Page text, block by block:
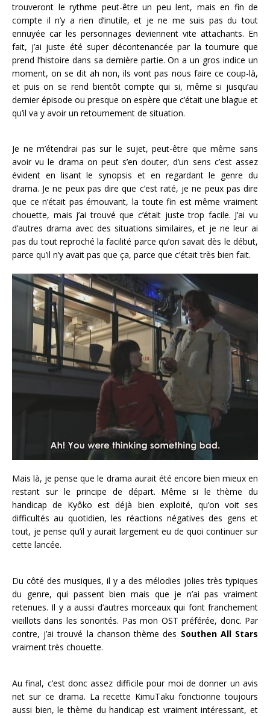
trouveront le rythme peut-être un peu lent, mais en fin de
compte il n’y a rien d’inutile, et je ne me suis pas du tout
ennuyée car les personnages deviennent vite attachants. En
fait, j’ai juste été super décontenancée par la tournure que
prend l’histoire dans sa dernière partie. On a un gros indice un
moment, on se dit ah non, ils vont pas nous faire ce coup-là,
et puis on se rend bientôt compte qui si, même si jusqu’au
dernier épisode ou presque on espère que c’était une blague et
qu’il va y avoir un retournement de situation.
Je ne m’étendrai pas sur le sujet, peut-être que même sans
avoir vu le drama on peut s’en douter, d’un sens c’est assez
évident en lisant le synopsis et en regardant le genre du
drama. Je ne peux pas dire que c’est raté, je ne peux pas dire
que ce n’était pas émouvant, la toute fin est même vraiment
chouette, mais j’ai trouvé que c’était juste trop facile. J’ai vu
d’autres drama avec des situations similaires, et je ne leur ai
pas du tout reproché la facilité parce qu’on savait dès le début,
parce qu’il n’y avait pas que ça, parce que c’était très bien fait.
Mais là, je pense que le drama aurait été encore bien mieux en
restant sur le principe de départ. Même si le thème du
handicap de Kyôko est déjà bien exploité, qu’on voit ses
difficultés au quotidien, les réactions négatives des gens et
tout, je pense qu’il y aurait largement eu de quoi continuer sur
cette lancée.
Du côté des musiques, il y a des mélodies jolies très typiques
du genre, qui passent bien mais que je n’ai pas vraiment
retenues. Il y a aussi d’autres morceaux qui font franchement
vieillots dans les sonorités. Pas mon OST préférée, donc. Par
contre, j’ai trouvé la chanson thème des Southen All Stars
vraiment très chouette.
Au final, c’est donc assez difficile pour moi de donner un avis
net sur ce drama. La recette KimuTaku fonctionne toujours
aussi bien, le thème du handicap est vraiment intéressant, et